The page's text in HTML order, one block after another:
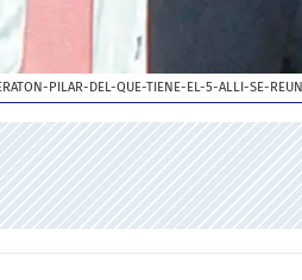
PILAR-DEL-QUE-TIENE-EL-5-ALLI-SE-